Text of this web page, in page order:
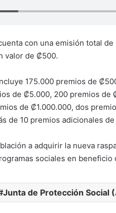
con una emisión total
valor de ₡500.
175.000 premios de
de ₡5.000, 200 premios
de ₡1.000.000, dos
de 10 premios adicionales de
a adquirir la nueva
sociales en
Junta de Protección Social